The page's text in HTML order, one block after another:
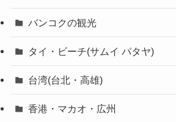
バンコクの観光
タイ・ビーチ(サムイ パタヤ)
台湾(台北・高雄)
香港・マカオ・広州